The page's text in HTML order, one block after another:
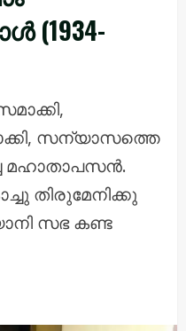
(1934-
സന്യാസത്തെ
മഹാതാപസൻ.
തിരുമേനിക്കു
സഭ കണ്ട